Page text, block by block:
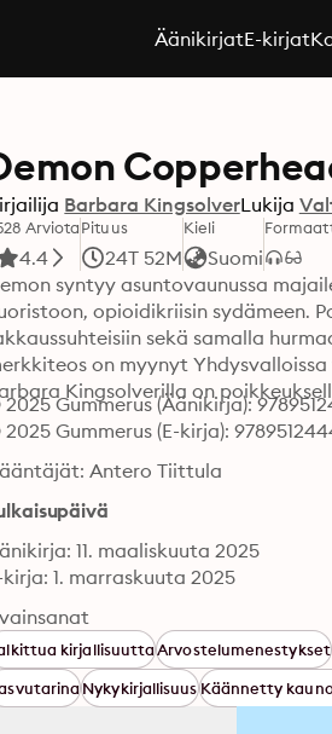
ÄänikirjatE-kirjat
Barbara KingsolverLukija
Arviota
4.4
Pituus
24T 52M
Kieli
Suomi
syntyy asuntovaunussa
opioidikriisin sydämeen.
sekä samalla
on myynyt
Kingsolverilla on
Gummerus (Äänikirja):
Gummerus (E-kirja):
Antero Tiittula
11. maaliskuuta 2025
kirja: 1. marraskuuta 2025
kirjallisuuttaArvostelumenestykset
NykykirjallisuusKäännetty